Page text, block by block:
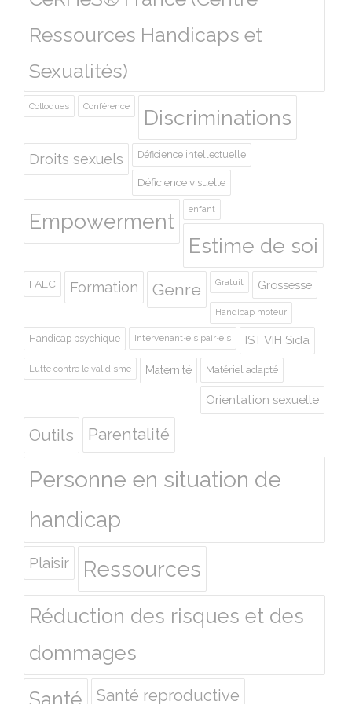
Ressources Handicaps et
Sexualités)
Colloques Conférence Discriminations
Droits sexuels Déficience intellectuelle
Déficience visuelle
Empowerment enfant
Estime de soi
FALC Formation Genre Gratuit Grossesse
Handicap moteur
Handicap psychique Intervenant·e·s pair·e·s IST VIH Sida
Lutte contre le validisme Maternité Matériel adapté
Orientation sexuelle
Outils Parentalité
Personne en situation de
handicap
Plaisir Ressources
Réduction des risques et des
dommages
Santé
Santé reproductive